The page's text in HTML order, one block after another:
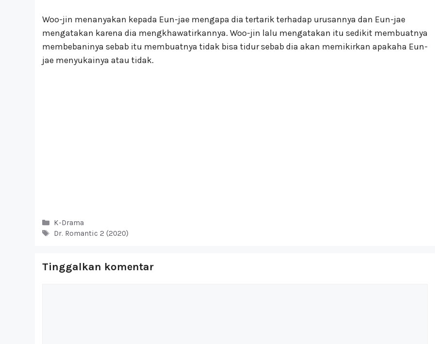
Woo-jin menanyakan kepada Eun-jae mengapa dia tertarik terhadap urusannya dan Eun-jae
mengatakan karena dia mengkhawatirkannya. Woo-jin lalu mengatakan itu sedikit membuatnya
membebaninya sebab itu membuatnya tidak bisa tidur sebab dia akan memikirkan apakaha Eun-
jae menyukainya atau tidak.
Kategori
K-Drama
Tag
Dr. Romantic 2 (2020)
Tinggalkan komentar